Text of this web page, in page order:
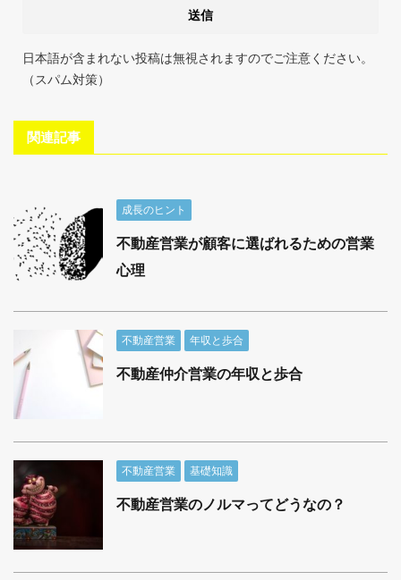
日本語が含まれない投稿は無視されますのでご注意ください。
（スパム対策）
関連記事
成長のヒント
不動産営業が顧客に選ばれるための営業
心理
不動産営業 年収と歩合
不動産仲介営業の年収と歩合
不動産営業 基礎知識
不動産営業のノルマってどうなの？